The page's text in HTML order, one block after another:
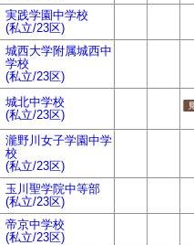
実践学園中学校
(私立/23区)
城西大学附属城西中
学校
(私立/23区)
城北中学校
(私立/23区)
瀧野川女子学園中学
校
(私立/23区)
玉川聖学院中等部
(私立/23区)
帝京中学校
(私立/23区)